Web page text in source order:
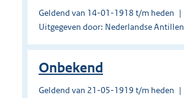
Geldend van 14-01-1918 t/m heden
Uitgegeven door: Nederlandse Antillen
Onbekend
Geldend van 21-05-1919 t/m heden